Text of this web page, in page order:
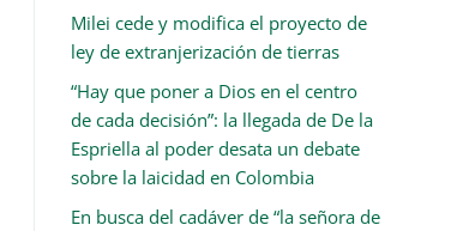
Milei cede y modifica el proyecto de
ley de extranjerización de tierras
“Hay que poner a Dios en el centro
de cada decisión”: la llegada de De la
Espriella al poder desata un debate
sobre la laicidad en Colombia
En busca del cadáver de “la señora de